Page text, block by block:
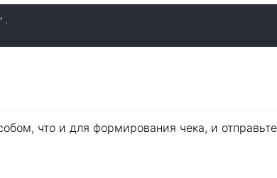
,
что и для формирования чека, и